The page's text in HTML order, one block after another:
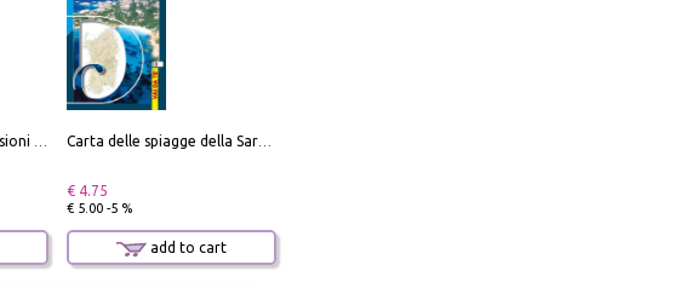
Scolpire il tempo. Riflessioni sul cinema.
Carta delle spiagge della Sardegna. Con custodia
€ 4.75
€ 5.00 -5 %
add to cart